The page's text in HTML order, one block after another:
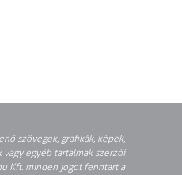
szövegek, grafikák, képek,
egyéb tartalmak szerzői
Kft. minden jogot fenntart a